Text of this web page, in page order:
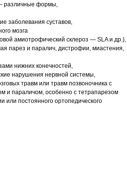
различные формы,
заболевания суставов,
мозга
амиотрофический склероз — SLA и др.),
парез и паралич, дистрофии, миастения,
нижних конечностей,
нарушения нервной системы,
травм или травм позвоночника с
и параличом, особенно с тетрапарезом
или постоянного ортопедического